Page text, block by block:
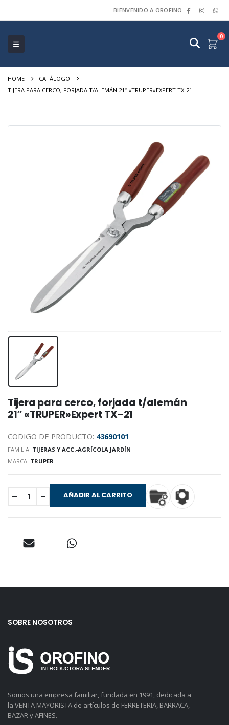
BIENVENIDO A OROFINO
0
HOME
CATÁLOGO
TIJERA PARA CERCO, FORJADA T/ALEMÁN 21″ «TRUPER»EXPERT TX-21
Tijera para cerco, forjada t/alemán
21″ «TRUPER»Expert TX-21
CODIGO DE PRODUCTO: 43690101
FAMILIA: TIJERAS Y ACC.-AGRÍCOLA JARDÍN
MARCA: TRUPER
AÑADIR AL CARRITO
SOBRE NOSOTROS
Somos una empresa familiar, fundada en 1991, dedicada a
la VENTA MAYORISTA de artículos de FERRETERIA, BARRACA,
BAZAR y AFINES.